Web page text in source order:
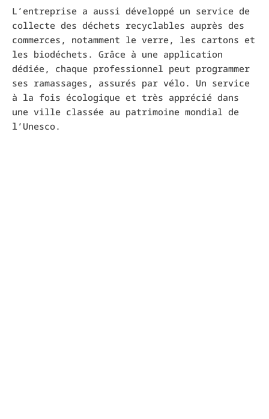
L’entreprise a aussi développé un service de
collecte des déchets recyclables auprès des
commerces, notamment le verre, les cartons et
les biodéchets. Grâce à une application
dédiée, chaque professionnel peut programmer
ses ramassages, assurés par vélo. Un service
à la fois écologique et très apprécié dans
une ville classée au patrimoine mondial de
l’Unesco.